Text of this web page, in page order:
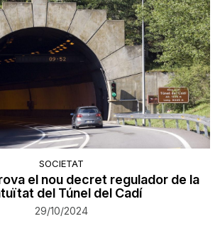
SOCIETAT
el nou decret regulador de la
del Túnel del Cadí
29/10/2024